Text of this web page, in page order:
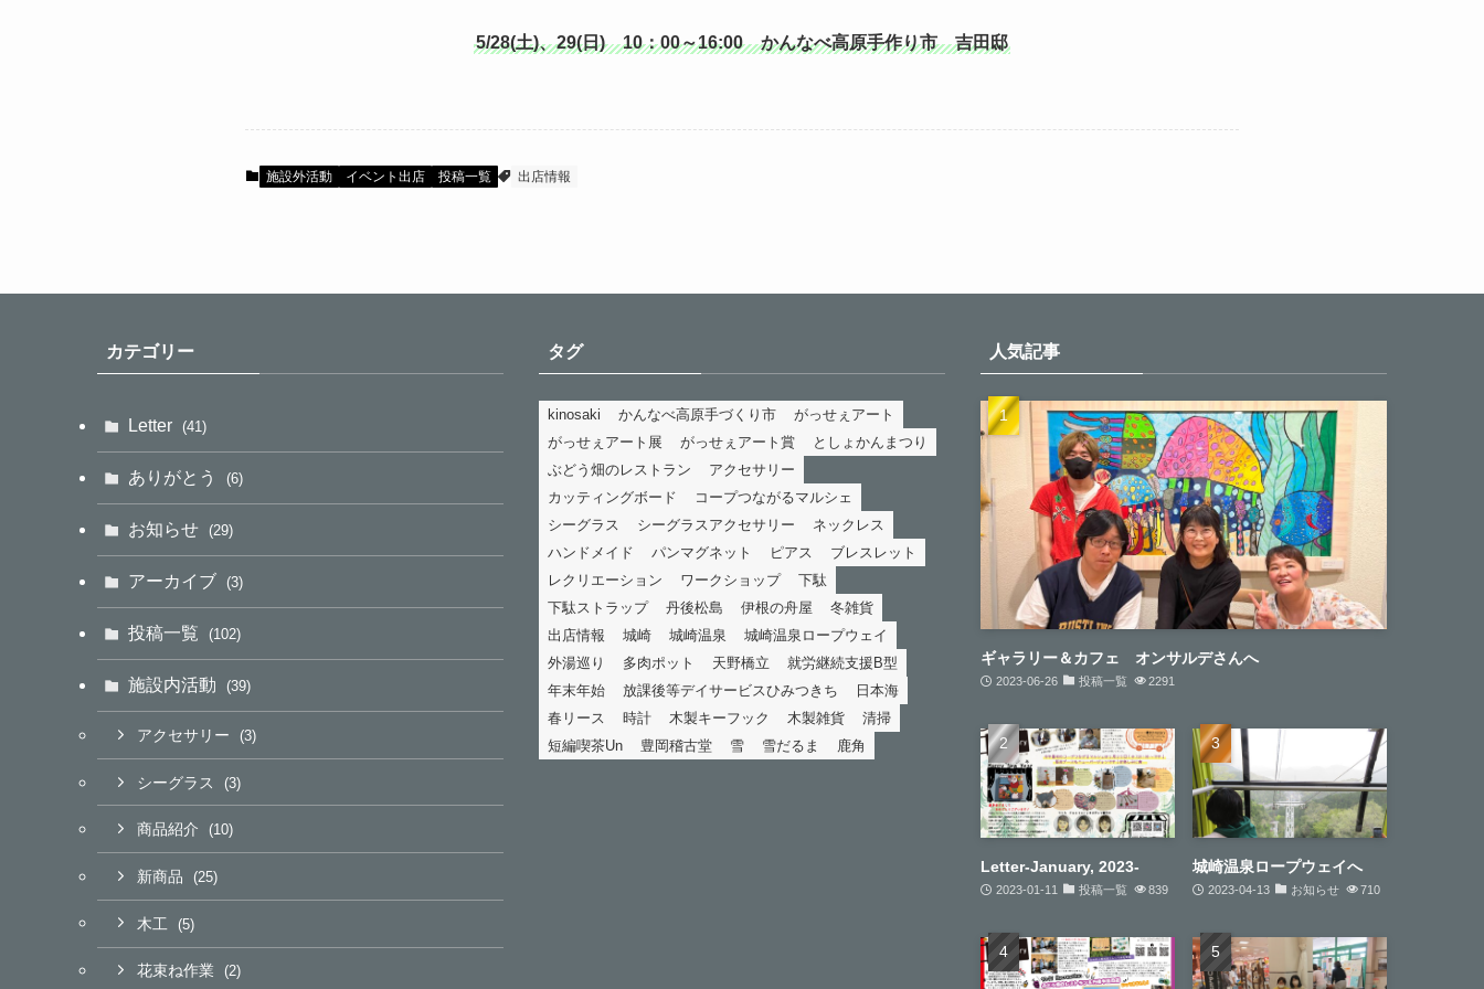
5/28(土)、29(日) 10：00～16:00 かんなべ高原手作り市 吉田邸
施設外活動 イベント出店 投稿一覧 出店情報
カテゴリー
Letter (41)
ありがとう (6)
お知らせ (29)
アーカイブ (3)
投稿一覧 (102)
施設内活動 (39)
アクセサリー (3)
シーグラス (3)
商品紹介 (10)
新商品 (25)
木工 (5)
花束ね作業 (2)
タグ
kinosaki かんなべ高原手づくり市
がっせぇアート
がっせぇアート展
がっせぇアート賞
としょかんまつり
ぶどう畑のレストラン
アクセサリー
カッティングボード
コープつながるマルシェ
シーグラス
シーグラスアクセサリー
ネックレス
ハンドメイド
パンマグネット ピアス
ブレスレット
レクリエーション
ワークショップ
下駄
下駄ストラップ
丹後松島 伊根の舟屋
冬雑貨
出店情報
城崎 城崎温泉
城崎温泉ロープウェイ
外湯巡り
多肉ポット 天野橋立
就労継続支援B型
年末年始
放課後等デイサービスひみつきち
日本海
春リース
時計 木製キーフック 木製雑貨
清掃
短編喫茶Un
豊岡稽古堂 雪 雪だるま 鹿角
人気記事
ギャラリー＆カフェ オンサルデさんへ
2023-06-26 投稿一覧 2291
Letter-January, 2023-
2023-01-11 投稿一覧 839
城崎温泉ロープウェイへ
2023-04-13 お知らせ 710